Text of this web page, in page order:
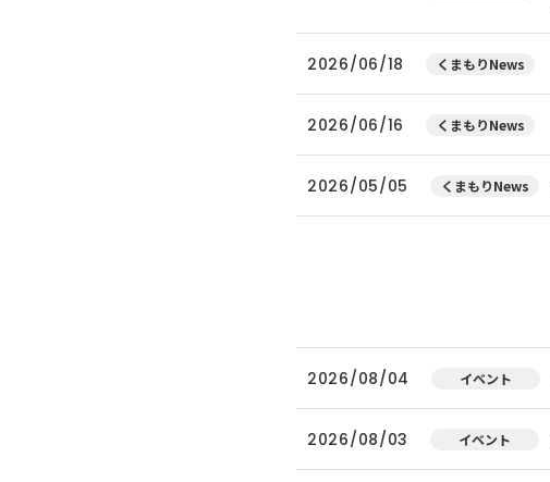
2026/06/18 くまもりNews
2026/06/16 くまもりNews
2026/05/05 くまもりNews
2026/08/04 イベント
2026/08/03 イベント